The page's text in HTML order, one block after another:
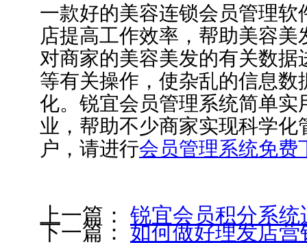
一款好的美容连锁会员管理
店提高工作效率，帮助美容
对商家的美容美发的有关数
等有关操作，使杂乱的信息
化。锐宜会员管理系统简单
业，帮助不少商家实现科学
户，请进行会员管理系统免费
上一篇： 锐宜会员积分系
下一篇： 如何做好理发店营